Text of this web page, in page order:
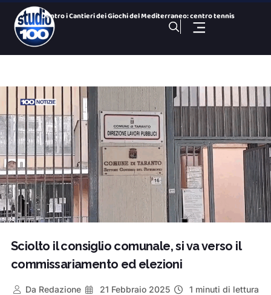
Dentro i Cantieri dei Giochi del Mediterraneo: centro tennis
Cominciano le operazioni di spegnimento dell’area a ca
Arsenale, ripristinato il guasto ma Uil Fp chiede un confron
100 NOTIZIE, TG SPORTIVO DEL 5 Agosto 2026. SS Taranto primo
Giochi del Mediterraneo: Conto alla Rovescia, puntata del 5
100 NOTIZIE, TG H 14:00 DEL 5 Agosto 2026. ex Ilva incontro
100 NOTIZIE, TG H 19:30 DEL 4 Agosto 2026. ex Ilva incontro
Porta Napoli, ristorante sushi in fiamme
100 NOTIZIE, TG H 19:30 DEL 5 Agosto 2026. ex Ilva incontro
Sciolto il consiglio comunale, si va verso il
commissariamento ed elezioni
Da Redazione 21 Febbraio 2025 1 minuti di lettura